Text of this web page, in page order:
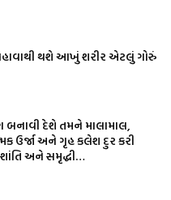
થશે આખું શરીર એટલું ગોરું
બનાવી દેશે તમને માલામાલ,
ઉર્જા અને ગૃહ કલેશ દુર કરી
અને સમૃદ્ધી…